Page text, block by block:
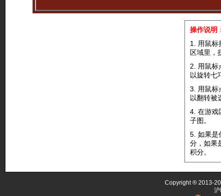
操作说明
1. 用鼠标
区域里，
2. 用鼠标
以旋转七
3. 用鼠标
以翻转被
4. 在游戏
子图。
5. 如果是
分，如果
积分。
Copyright ® 2013-